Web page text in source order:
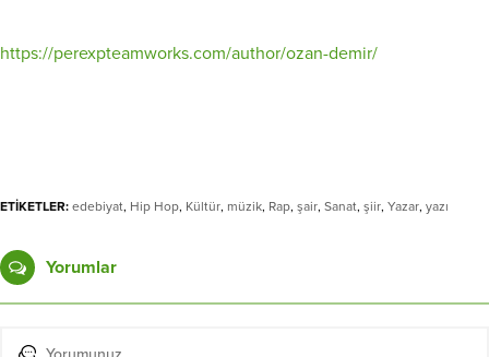
https://perexpteamworks.com/author/ozan-demir/
ETİKETLER: edebiyat, Hip Hop, Kültür, müzik, Rap, şair, Sanat, şiir, Yazar, yazı
Yorumlar